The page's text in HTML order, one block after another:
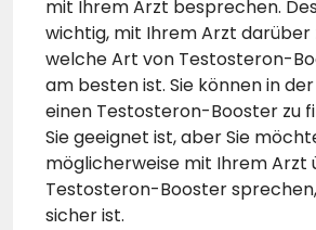
mit Ihrem Arzt besprechen.
wichtig, mit Ihrem Arzt darüber
welche Art von Testosteron-
am besten ist. Sie können in der
einen Testosteron-Booster zu
Sie geeignet ist, aber Sie
möglicherweise mit Ihrem Arzt
Testosteron-Booster
sicher ist.